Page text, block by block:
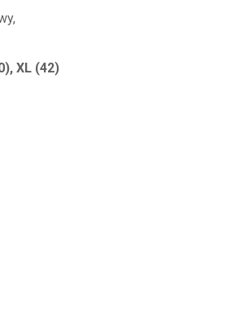
XL (42)